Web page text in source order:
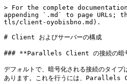
> For the complete
appending `.md` to page
tls/client-oyobisbno.md).
# Client およびサーバーの構成
### **Parallels Client の接続の暗
デフォルトで、暗号化される接続のタ
あります。これを行うには、Parallels